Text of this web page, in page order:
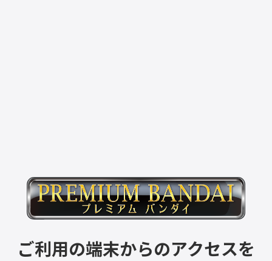
ご利用の端末からのアクセスを